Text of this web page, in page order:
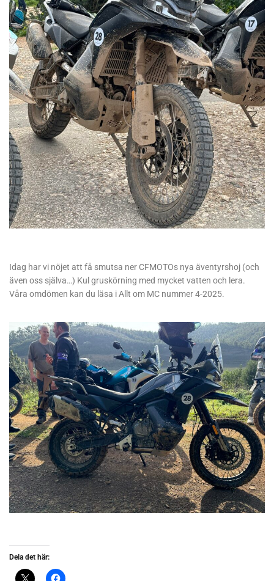
Idag har vi nöjet att få smutsa ner CFMOTOs nya äventyrshoj (och
även oss själva…) Kul gruskörning med mycket vatten och lera.
Våra omdömen kan du läsa i Allt om MC nummer 4-2025.
Dela det här: